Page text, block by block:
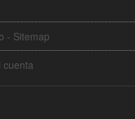
- Sitemap
cuenta